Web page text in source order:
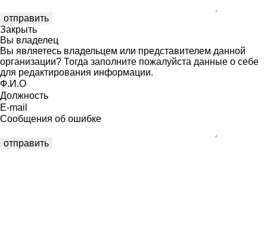
Закрыть
Вы владелец
Вы являетесь владельцем или представителем данной
организации? Тогда заполните пожалуйста данные о себе
для редактирования информации.
Ф.И.О
Должность
E-mail
Сообщения об ошибке